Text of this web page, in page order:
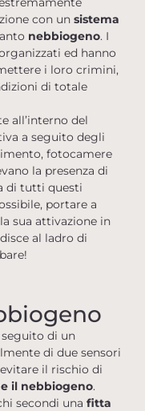
con un sistema
nebbiogeno. I
ed hanno
i loro crimini,
di totale
all’interno del
a seguito degli
fotocamere
la presenza di
di tutti questi
portare a
sua attivazione in
al ladro di
seguito di un
di due sensori
il rischio di
il nebbiogeno.
secondi una fitta